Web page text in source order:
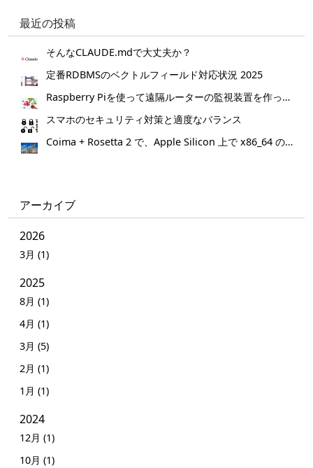
最近の投稿
そんなCLAUDE.mdで大丈夫か？
定番RDBMSのベクトルフィールド対応状況 2025
Raspberry Piを使って遠隔ルーターの監視装置を作ってみた。
スマホのセキュリティ対策と適度なバランス
Coima + Rosetta 2 で、Apple Silicon 上で x86_64 の Docker イメージをビルドする (Docker desktop やめる)
アーカイブ
2026
3月 (1)
2025
8月 (1)
4月 (1)
3月 (5)
2月 (1)
1月 (1)
2024
12月 (1)
10月 (1)